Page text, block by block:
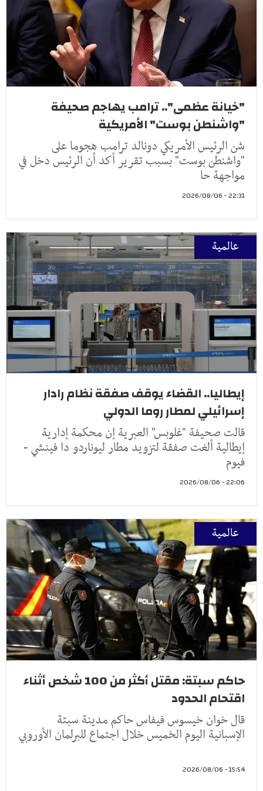
"خيانة عظمى".. ترامب يهاجم صحيفة
"واشنطن بوست" الأمريكية
شن الرئيس الأمريكي دونالد ترامب هجوما على
"واشنطن بوست" بسبب تقرير أكد أن الرئيس دخل في
مواجهة حا
22:31 - 2026/08/06
عالمية
إيطاليا.. القضاء يوقف صفقة نظام رادار
إسرائيلي لمطار روما الدولي
قالت صحيفة "غلوبس" العبرية إن محكمة إدارية
إيطالية ألغت صفقة لتزويد مطار ليوناردو دا فينشي -
فيوم
22:06 - 2026/08/06
عالمية
حاكم سبتة: مقتل أكثر من 100 شخص أثناء
اقتحام الحدود
قال ‌خوان ‌خيسوس فيفاس ‌حاكم مدينة سبتة
⁠الإسبانية اليوم ​الخميس خلال ⁠اجتماع للبرلمان الأوروبي
15:54 - 2026/08/06